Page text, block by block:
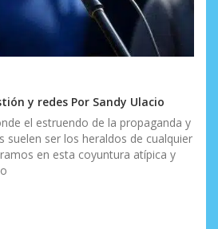
y redes Por Sandy Ulacio
el estruendo de la propaganda y
suelen ser los heraldos de cualquier
en esta coyuntura atípica y